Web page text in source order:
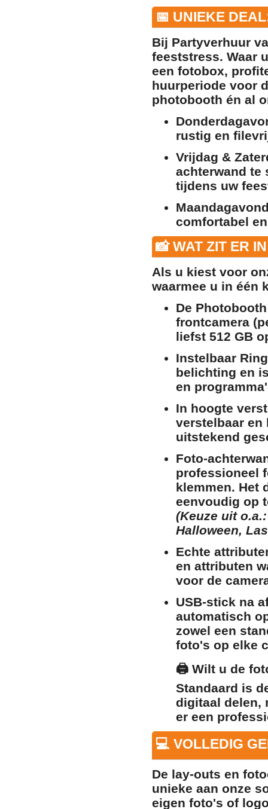
📅 UNIEKE
Bij Partyverhuur
feeststress. Waar
een fotobox,
huurperiode voor
photobooth én al
rustig en
Vrijdag &
achterwand te
tijdens uw
comfortabel
📸 WAT ZIT ER
Als u kiest voor
waarmee u in één
De
frontcamera
liefst 512 GB
Instelbaar
belichting en
en
In hoogte
verstelbaar en
uitstekend
Foto-
professioneel
klemmen. Het
eenvoudig op
(Keuze uit
Halloween,
Echte
en attributen
voor de
USB-stick na
automatisch
zowel een
foto's op elke
🖨️ Wilt u de
Standaard is
digitaal delen,
er een
💻 VOLLEDIG
De lay-outs en
unieke aan onze
eigen foto's of